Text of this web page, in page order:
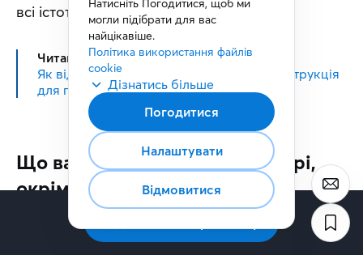
всі істотні умови.
Читайте також:
Як відкрити ФОП в Україні: покрокова інструкція
для підприємців
Що варто прописати в договорі,
окрім обов’язкових умов
стотні умови, перелічені вище, роблять договір
дійсним. Але від конфліктів рятують деталі, які